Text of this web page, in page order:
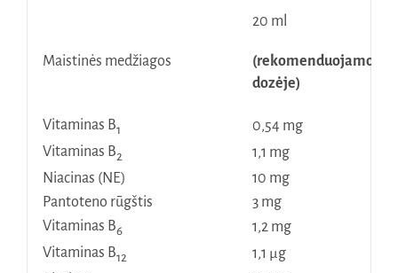
Maistinės medžiagos
20 ml
(rekomenduojamoje
dozėje)
Vitaminas B1
0,54 mg
Vitaminas B2
1,1 mg
Niacinas (NE)
10 mg
Pantoteno rūgštis
3 mg
Vitaminas B6
1,2 mg
Vitaminas B12
1,1 μg